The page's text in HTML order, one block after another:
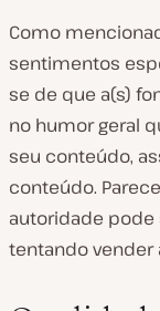
Como
sentimentos
se de que a(s)
no humor geral
seu conteúdo,
conteúdo.
autoridade pode
tentando vender